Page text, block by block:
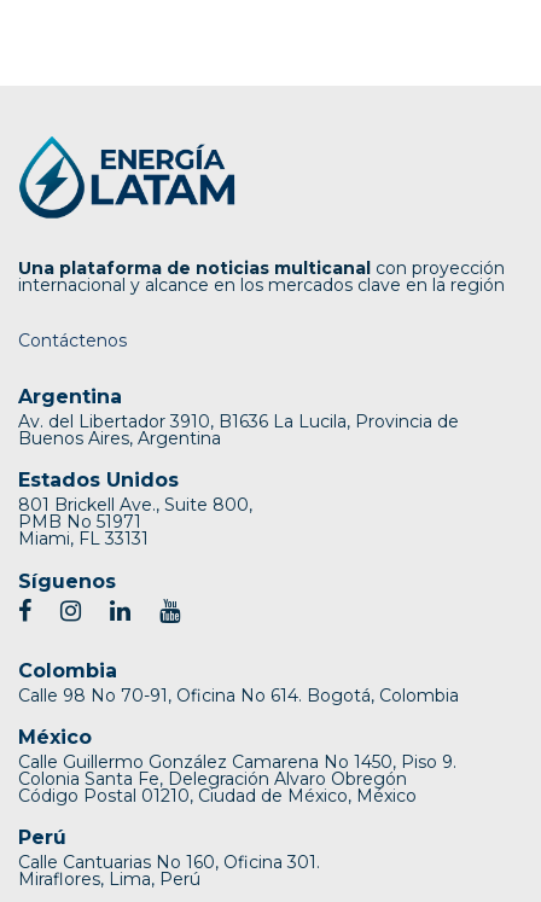
Una plataforma de noticias multicanal con proyección
internacional y alcance en los mercados clave en la región
Contáctenos
Argentina
Av. del Libertador 3910, B1636 La Lucila, Provincia de
Buenos Aires, Argentina
Estados Unidos
801 Brickell Ave., Suite 800,
PMB No 51971
Miami, FL 33131
Síguenos
Colombia
Calle 98 No 70-91, Oficina No 614. Bogotá, Colombia
México
Calle Guillermo González Camarena No 1450, Piso 9.
Colonia Santa Fe, Delegración Alvaro Obregón
Código Postal 01210, Ciudad de México, México
Perú
Calle Cantuarias No 160, Oficina 301.
Miraflores, Lima, Perú